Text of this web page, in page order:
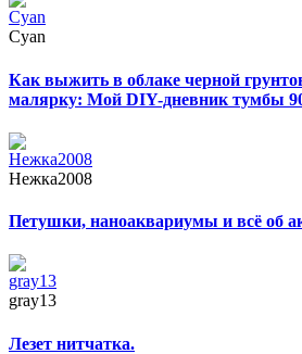
Cyan
Как выжить в облаке черной
малярку: Мой DIY-дневник тумбы
Нежка2008
Петушки, наноаквариумы и всё об
gray13
Лезет нитчатка.